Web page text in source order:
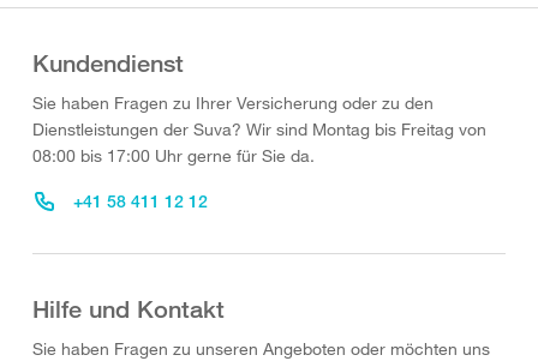
Kundendienst
Sie haben Fragen zu Ihrer Versicherung oder zu den
Dienstleistungen der Suva? Wir sind Montag bis Freitag von
08:00 bis 17:00 Uhr gerne für Sie da.
+41 58 411 12 12
Hilfe und Kontakt
Sie haben Fragen zu unseren Angeboten oder möchten uns